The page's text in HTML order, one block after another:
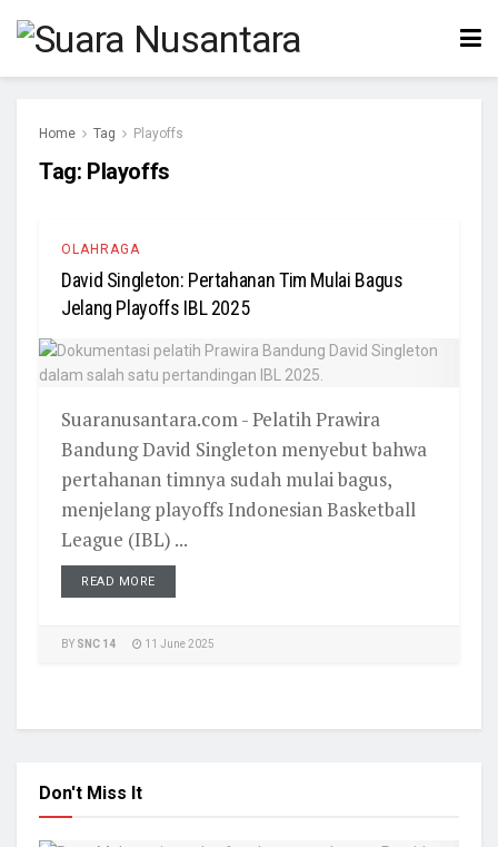
Home Tag Playoffs
Tag: Playoffs
OLAHRAGA
David Singleton: Pertahanan Tim Mulai Bagus
Jelang Playoffs IBL 2025
Suaranusantara.com - Pelatih Prawira
Bandung David Singleton menyebut bahwa
pertahanan timnya sudah mulai bagus,
menjelang playoffs Indonesian Basketball
League (IBL) ...
READ MORE
BY SNC 14 11 June 2025
Don't Miss It